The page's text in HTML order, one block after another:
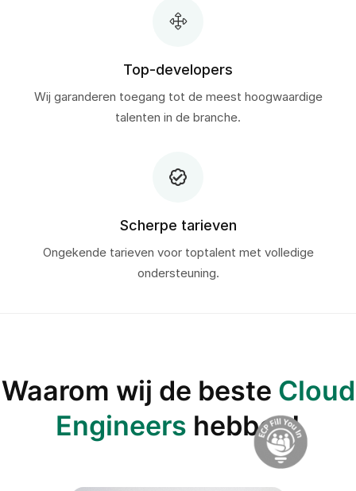
Top-developers
Wij garanderen toegang tot de meest hoogwaardige
talenten in de branche.
Scherpe tarieven
Ongekende tarieven voor toptalent met volledige
ondersteuning.
Waarom wij de beste Cloud
Engineers hebben!